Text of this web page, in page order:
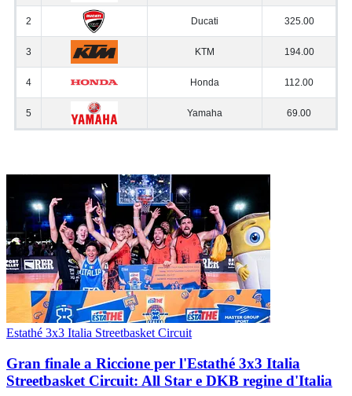
Estathé 3x3 Italia Streetbasket Circuit
Gran finale a Riccione per l'Estathé 3x3 Italia
Streetbasket Circuit: All Star e DKB regine d'Italia